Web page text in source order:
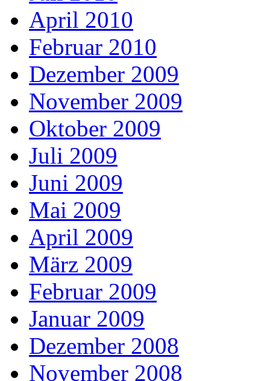
April 2010
Februar 2010
Dezember 2009
November 2009
Oktober 2009
Juli 2009
Juni 2009
Mai 2009
April 2009
März 2009
Februar 2009
Januar 2009
Dezember 2008
November 2008